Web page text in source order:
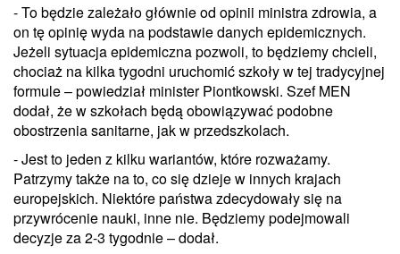
- To będzie zależało głównie od opinii ministra zdrowia, a
on tę opinię wyda na podstawie danych epidemicznych.
Jeżeli sytuacja epidemiczna pozwoli, to będziemy chcieli,
chociaż na kilka tygodni uruchomić szkoły w tej tradycyjnej
formule – powiedział minister Piontkowski. Szef MEN
dodał, że w szkołach będą obowiązywać podobne
obostrzenia sanitarne, jak w przedszkolach.
- Jest to jeden z kilku wariantów, które rozważamy.
Patrzymy także na to, co się dzieje w innych krajach
europejskich. Niektóre państwa zdecydowały się na
przywrócenie nauki, inne nie. Będziemy podejmowali
decyzje za 2-3 tygodnie – dodał.